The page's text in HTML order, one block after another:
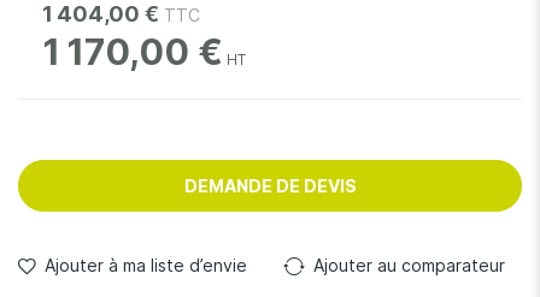
1 404,00 €
1 170,00 €
DEMANDE DE DEVIS
Ajouter à ma liste d’envie Ajouter au comparateur